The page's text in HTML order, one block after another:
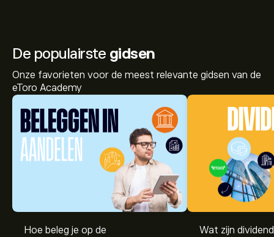
De populairste gidsen
Onze favorieten voor de meest relevante gidsen van de
eToro Academy
Hoe beleg je op de
Wat zijn